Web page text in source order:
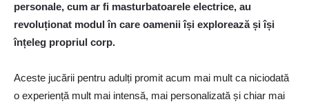
personale, cum ar fi masturbatoarele electrice, au
revoluționat modul în care oamenii își explorează și își
înțeleg propriul corp.
Aceste jucării pentru adulți promit acum mai mult ca niciodată
o experiență mult mai intensă, mai personalizată și chiar mai